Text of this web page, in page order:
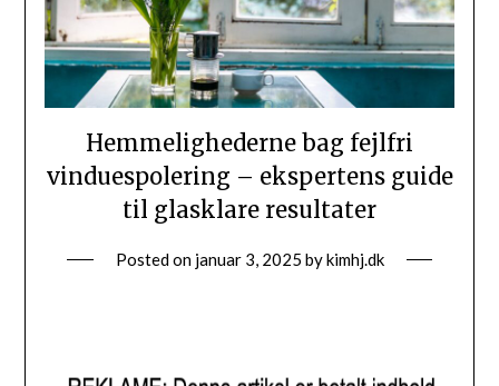
Hemmelighederne bag fejlfri
vinduespolering – ekspertens guide
til glasklare resultater
Posted on januar 3, 2025 bykimhj.dk